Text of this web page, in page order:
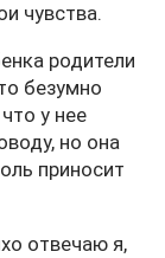
чувства.
родители
безумно
у нее
но она
приносит
отвечаю я,